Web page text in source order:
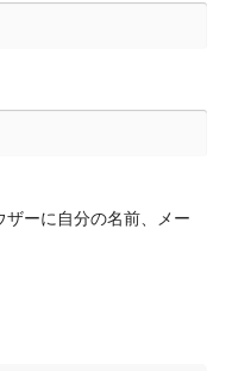
ーに自分の名前、メー